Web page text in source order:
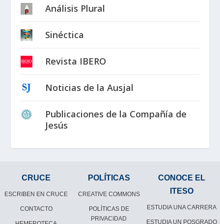
Análisis Plural
Sinéctica
Revista IBERO
Noticias de la Ausjal
Publicaciones de la Compañía de
Jesús
CRUCE
ESCRIBEN EN CRUCE
CONTACTO
POLÍTICAS
CREATIVE COMMONS
POLÍTICAS DE
PRIVACIDAD
CONOCE EL
ITESO
ESTUDIA UNA CARRERA
ESTUDIA UN POSGRADO